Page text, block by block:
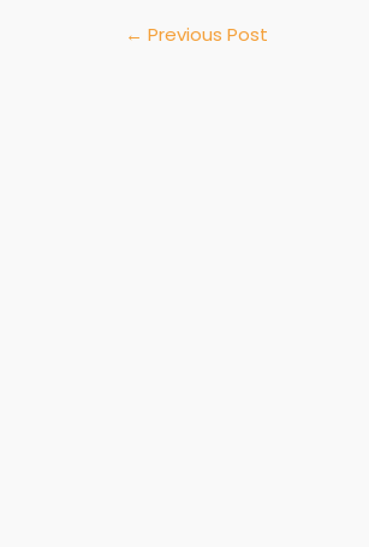
← Previous Post